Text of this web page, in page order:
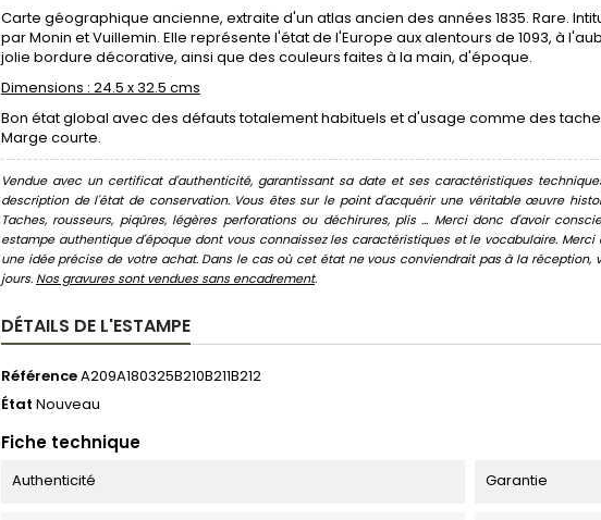
Carte géographique ancienne, extraite d'un atlas ancien des années 1835. Rare.
par Monin et Vuillemin. Elle représente l'état de l'Europe aux alentours de 1093, à
jolie bordure décorative, ainsi que des couleurs faites à la main, d'époque.
Dimensions : 24.5 x 32.5 cms
Bon état global avec des défauts totalement habituels et d'usage comme des
Marge courte.
Vendue avec un certificat d'authenticité, garantissant sa date et ses caractéristiques
description de l'état de conservation. Vous êtes sur le point d'acquérir une véritable œuvre
Taches, rousseurs, piqûres, légères perforations ou déchirures, plis ... Merci donc d'avoir
estampe authentique d'époque dont vous connaissez les caractéristiques et le vocabulaire.
une idée précise de votre achat. Dans le cas où cet état ne vous conviendrait pas à la réception,
jours. Nos gravures sont vendues sans encadrement.
DÉTAILS DE L'ESTAMPE
RéférenceA209A180325B210B211B212
État Nouveau
Fiche technique
Authenticité Garantie